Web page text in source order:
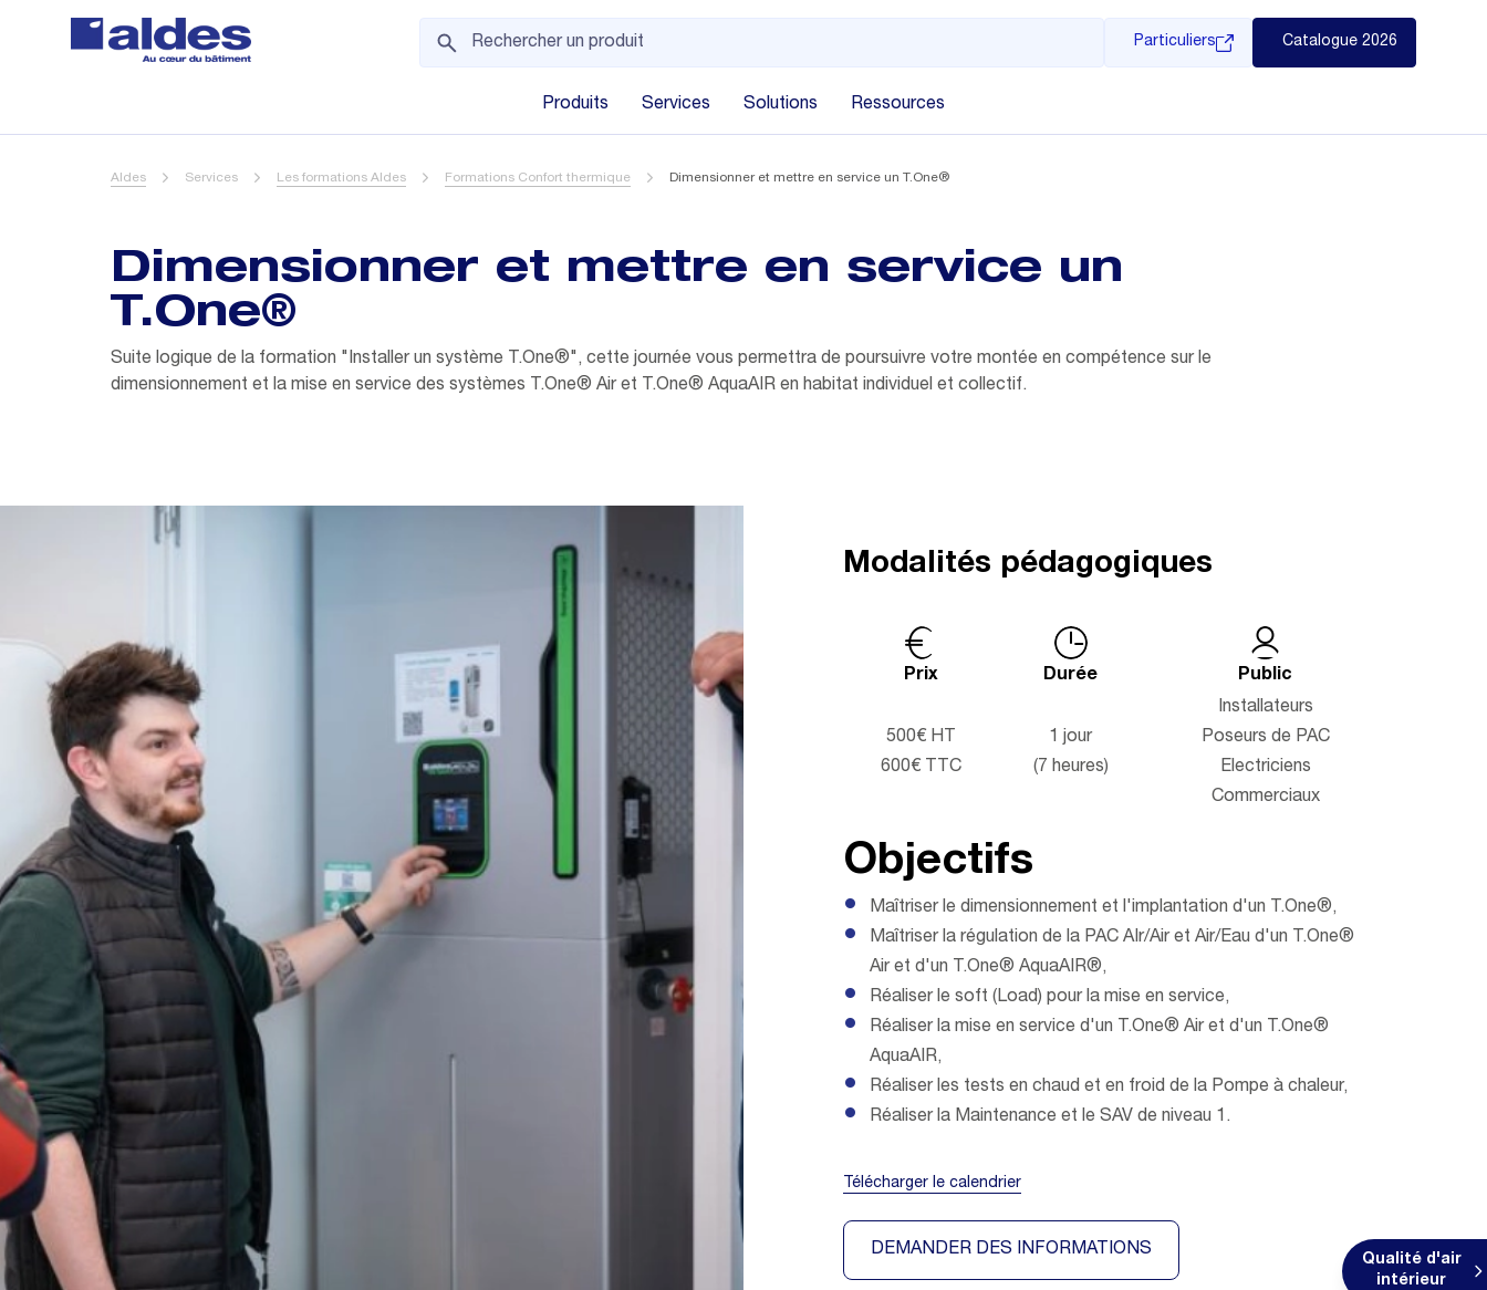
Particuliers Catalogue 2026
Produits Services Solutions Ressources
Aldes Services Les formations Aldes Formations Confort thermique Dimensionner et mettre en service un T.One®
Qualité d'air
intérieur
Dimensionner et mettre en service un
T.One®
Suite logique de la formation "Installer un système T.One®", cette journée vous permettra de poursuivre votre montée en compétence sur le
dimensionnement et la mise en service des systèmes T.One® Air et T.One® AquaAIR en habitat individuel et collectif.
Modalités pédagogiques
Prix Durée Public
500€ HT
600€ TTC
1 jour
(7 heures)
Installateurs
Poseurs de PAC
Electriciens
Commerciaux
Objectifs
Maîtriser le dimensionnement et l'implantation d'un T.One®,
Maîtriser la régulation de la PAC AIr/Air et Air/Eau d'un T.One®
Air et d'un T.One® AquaAIR®,
Réaliser le soft (Load) pour la mise en service,
Réaliser la mise en service d'un T.One® Air et d'un T.One®
AquaAIR,
Réaliser les tests en chaud et en froid de la Pompe à chaleur,
Réaliser la Maintenance et le SAV de niveau 1.
Télécharger le calendrier
DEMANDER DES INFORMATIONS